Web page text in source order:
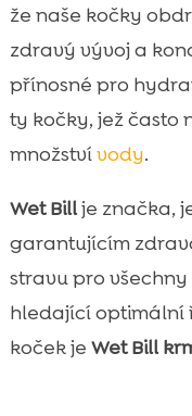
že naše kočky
zdravý vývoj a
přínosné pro
ty kočky, jež často
množstvívody.
Wet Billje značka,
garantujícím
stravu pro
hledající optimální
koček je Wet Bill